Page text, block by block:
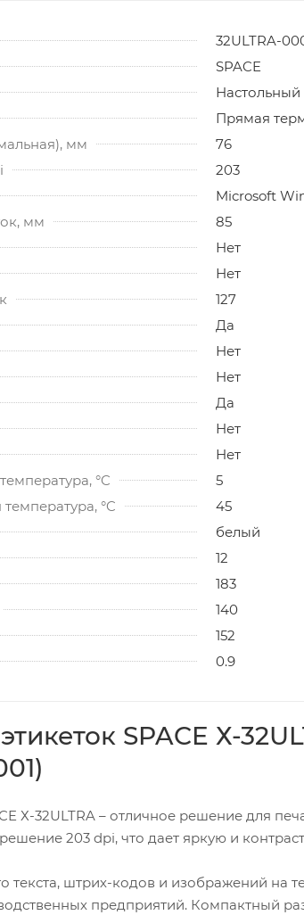
32ULTRA-
SPACE
Настольный
Прямая
мм
76
203
Microsoft
мм
85
Нет
Нет
127
Да
Нет
Нет
Да
Нет
Нет
°C
5
°C
45
белый
12
183
140
152
0.9
SPACE Х-
Х-32ULTRA – отличное решение для
203 dpi, что дает яркую и
текста, штрих-кодов и изображений на
предприятий. Компактный